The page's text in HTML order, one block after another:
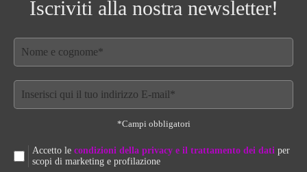
Iscriviti alla nostra newsletter!
*Campi obbligatori
Accetto le condizioni della privacy e il trattamento dei dati per
scopi di marketing e profilazione